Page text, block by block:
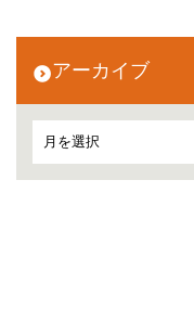
アーカイブ